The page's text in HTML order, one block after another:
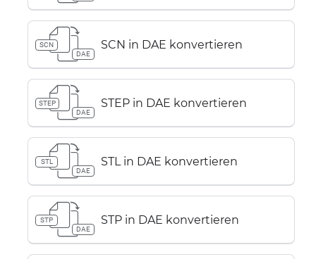
SCN
DAE
SCN in DAE konvertieren
STEP
DAE
STEP in DAE konvertieren
STL
DAE
STL in DAE konvertieren
STP
DAE
STP in DAE konvertieren